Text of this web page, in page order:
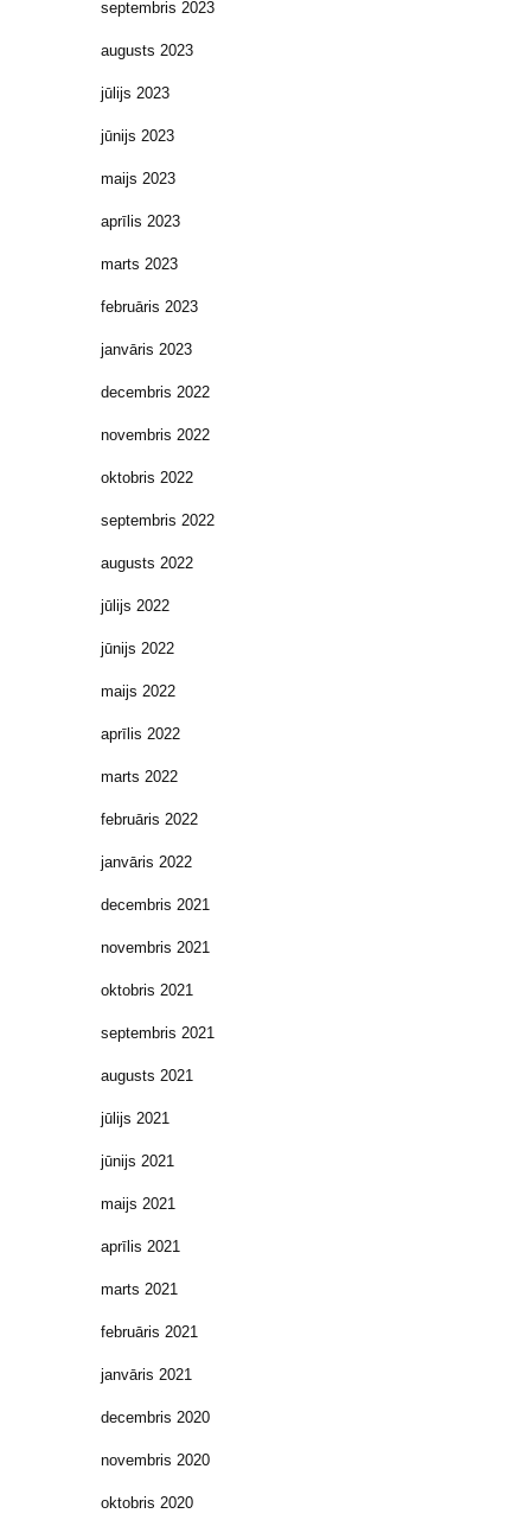
septembris 2023
augusts 2023
jūlijs 2023
jūnijs 2023
maijs 2023
aprīlis 2023
marts 2023
februāris 2023
janvāris 2023
decembris 2022
novembris 2022
oktobris 2022
septembris 2022
augusts 2022
jūlijs 2022
jūnijs 2022
maijs 2022
aprīlis 2022
marts 2022
februāris 2022
janvāris 2022
decembris 2021
novembris 2021
oktobris 2021
septembris 2021
augusts 2021
jūlijs 2021
jūnijs 2021
maijs 2021
aprīlis 2021
marts 2021
februāris 2021
janvāris 2021
decembris 2020
novembris 2020
oktobris 2020